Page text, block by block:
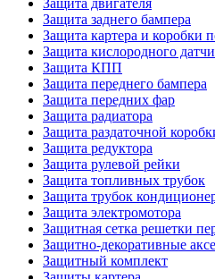
Защита двигателя
Защита заднего бампера
Защита картера и коробки
Защита кислородного
Защита КПП
Защита переднего бампера
Защита передних фар
Защита радиатора
Защита раздаточной
Защита редуктора
Защита рулевой рейки
Защита топливных трубок
Защита трубок
Защита электромотора
Защитная сетка решетки
Защитно-декоративные
Защитный комплект